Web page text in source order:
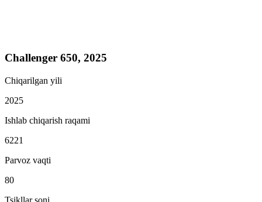
Challenger 650, 2025
Chiqarilgan yili
2025
Ishlab chiqarish raqami
6221
Parvoz vaqti
80
Tsikllar soni